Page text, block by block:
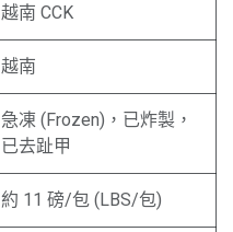
越南 CCK
越南
急凍 (Frozen)，已炸製，
已去趾甲
約 11 磅/包 (LBS/包)